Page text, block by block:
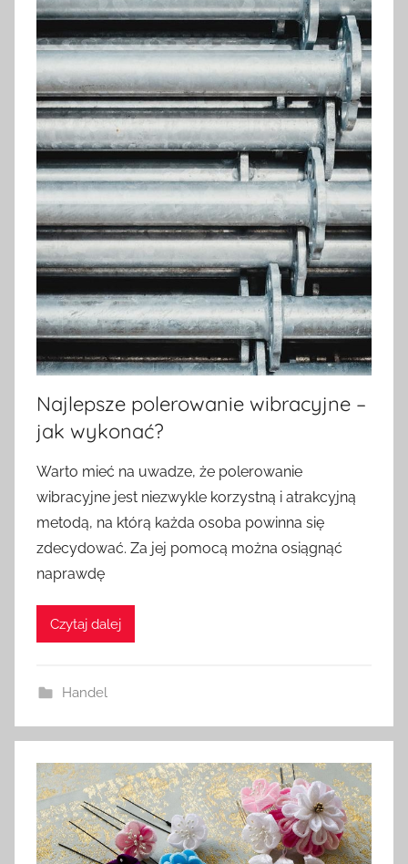
Najlepsze polerowanie wibracyjne –
jak wykonać?
Warto mieć na uwadze, że polerowanie
wibracyjne jest niezwykle korzystną i atrakcyjną
metodą, na którą każda osoba powinna się
zdecydować. Za jej pomocą można osiągnąć
naprawdę
Czytaj dalej
Handel